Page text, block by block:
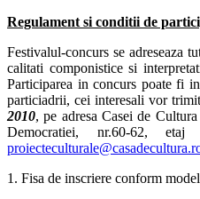
Regulament si conditii de
Festivalul-concurs se adreseaza
calitati componistice si
Participarea in concurs poate fi
particiadrii, cei interesali vor
2010, pe adresa Casei de
Democratiei, nr.60-62,
1. Fisa de inscriere conform